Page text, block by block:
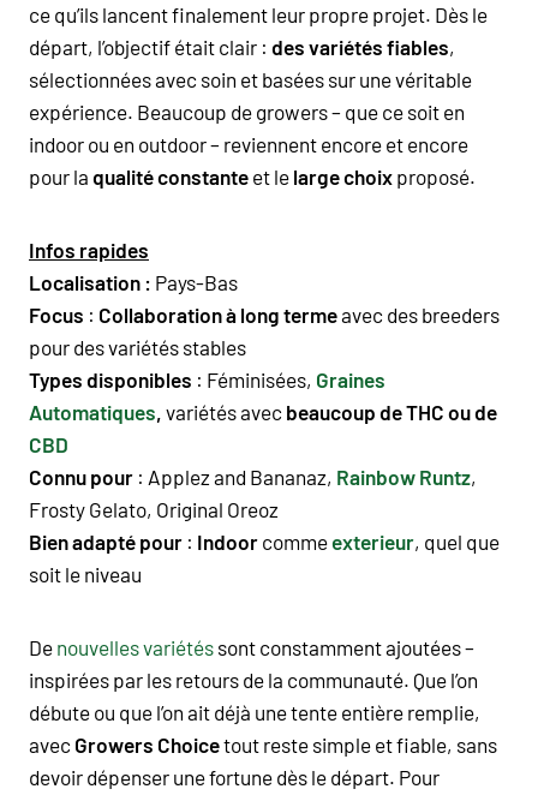
ce qu’ils lancent finalement leur propre projet. Dès le
départ, l’objectif était clair : des variétés fiables,
sélectionnées avec soin et basées sur une véritable
expérience. Beaucoup de growers – que ce soit en
indoor ou en outdoor – reviennent encore et encore
pour la qualité constante et le large choix proposé.
Infos rapides
Localisation : Pays-Bas
Focus : Collaboration à long termeavec des breeders
pour des variétés stables
Types disponibles : Féminisées, Graines
Automatiques variétés avec beaucoup de THC ou de
CBD
Connu pour : Applez and Bananaz, Rainbow Runtz,
Frosty Gelato, Original Oreoz
Bien adapté pour : Indoor commeexterieur, quel que
soit le niveau
De nouvelles variétés sont constamment ajoutées –
inspirées par les retours de la communauté. Que l’on
débute ou que l’on ait déjà une tente entière remplie,
avec Growers Choicetout reste simple et fiable, sans
devoir dépenser une fortune dès le départ. Pour